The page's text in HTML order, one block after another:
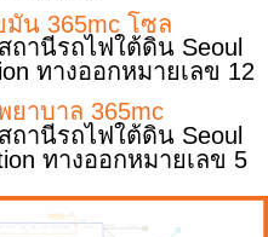
น 365mc โซล
ถานีรถไฟใต้ดิน Seoul
ทางออกหมายเลข 12
ยาบาล 365mc
ถานีรถไฟใต้ดิน Seoul
ทางออกหมายเลข 5